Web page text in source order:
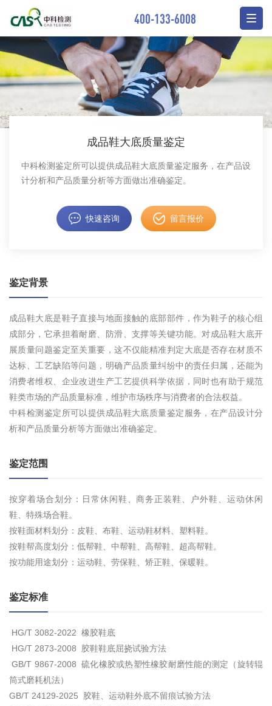
400-133-6008
成品鞋大底质量鉴定
中科检测鉴定所可以提供成品鞋大底质量鉴定服务，在产品设
计分析和产品质量分析等方面做出准确鉴定。
快速咨询 留言报价
鉴定背景
成品鞋大底是鞋子直接与地面接触的底部部件，作为鞋子的核心组
成部分，它承担着耐磨、防滑、支撑等关键功能。对成品鞋大底开
展质量问题鉴定至关重要，这不仅能精准判定大底是否存在材质不
达标、工艺缺陷等问题，明确产品质量纠纷中的责任归属，还能为
消费者维权、企业改进生产工艺提供科学依据，同时也有助于规范
鞋类市场的产品质量标准，维护市场秩序与消费者的合法权益。
中科检测鉴定所可以提供成品鞋大底质量鉴定服务，在产品设计分
析和产品质量分析等方面做出准确鉴定。
鉴定范围
按穿着场合划分：日常休闲鞋、商务正装鞋、户外鞋、运动休闲
鞋、特殊场合鞋。
按鞋面材料划分：皮鞋、布鞋、运动鞋材料、塑料鞋。
按鞋帮高度划分：低帮鞋、中帮鞋、高帮鞋、超高帮鞋。
按功能用途划分：运动鞋、劳保鞋、矫正鞋、保暖鞋。
鉴定标准
HG/T 3082-2022 橡胶鞋底
HG/T 2873-2008 胶鞋鞋底屈挠试验方法
GB/T 9867-2008 硫化橡胶或热塑性橡胶耐磨性能的测定（旋转辊
筒式磨耗机法）
GB/T 24129-2025 胶鞋、运动鞋外底不留痕试验方法